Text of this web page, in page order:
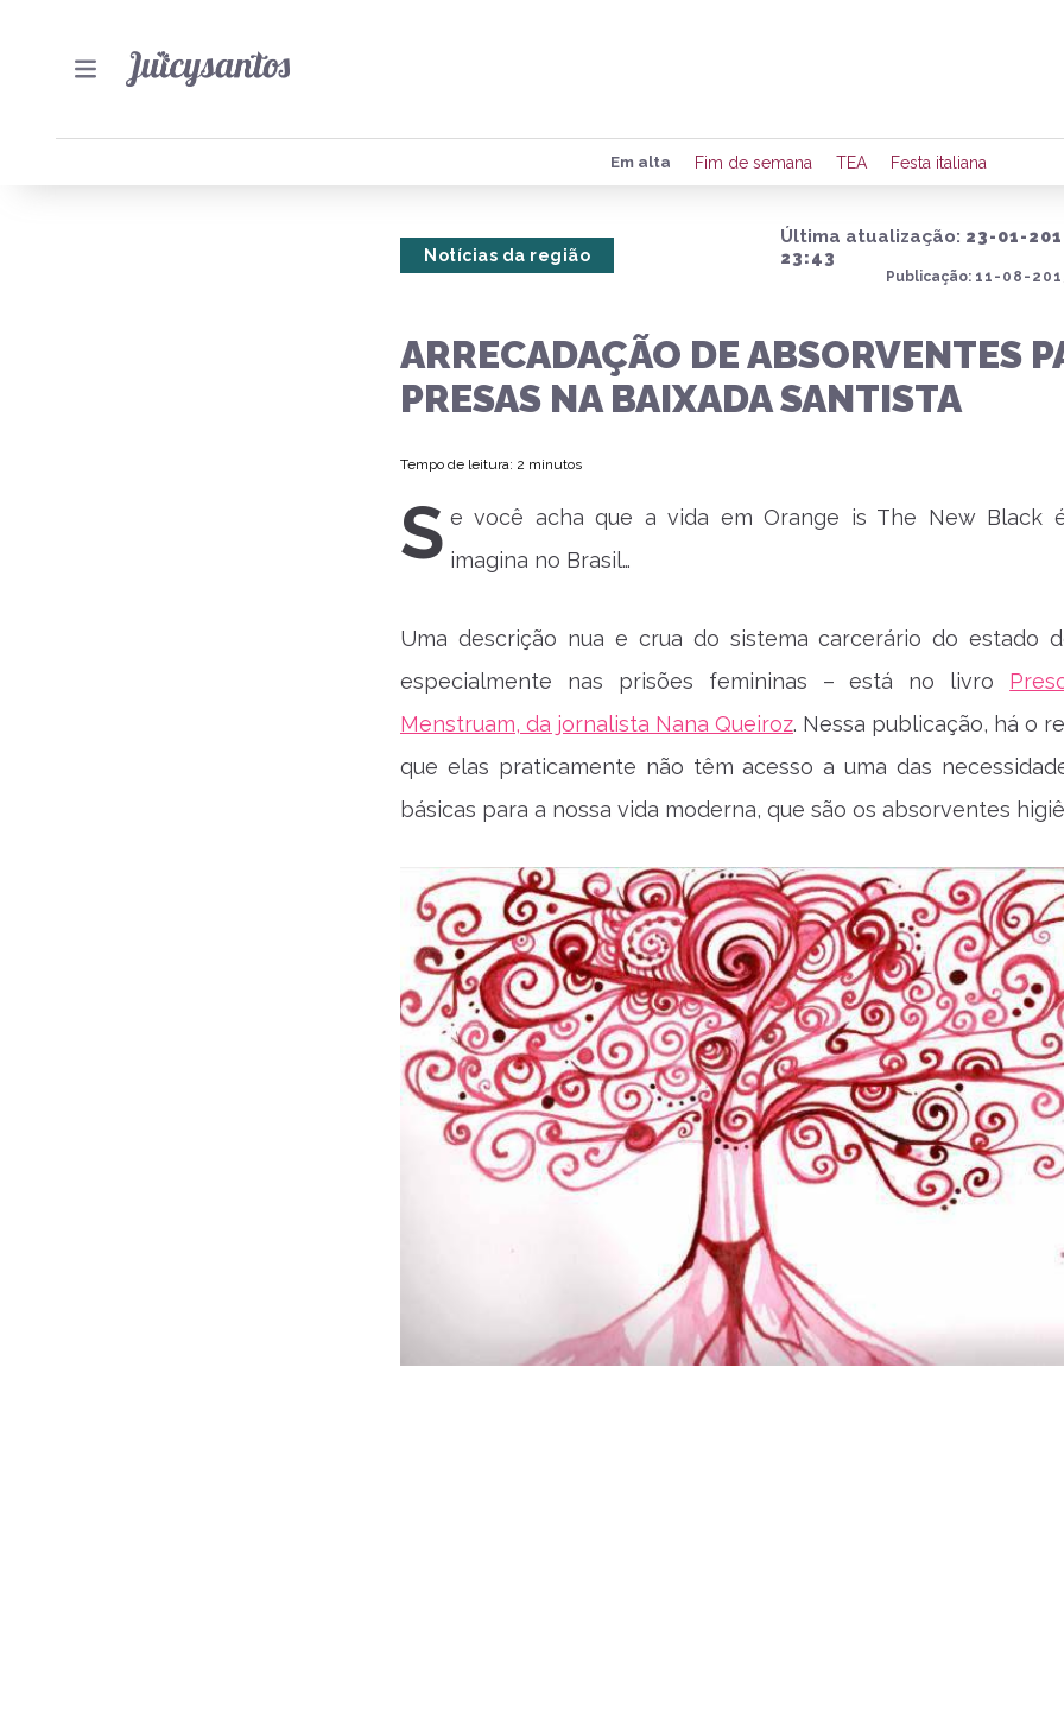
Preencha seus dados para
de eventos e notícias da região.
Em alta Fim de semana TEA Festa italiana
Última atualização: 23-01-
23:43
Publicação: 11-08-
Notícias da região
ARRECADAÇÃO DE ABSORVENTES
PRESAS NA BAIXADA SANTISTA
Tempo de leitura: 2 minutos
S e você acha que a vida em Orange is The New Black
imagina no Brasil…
Uma descrição nua e crua do sistema carcerário do estado
especialmente nas prisões femininas – está no livro
Menstruam, da jornalista Nana Queiroz. Nessa publicação, há o
que elas praticamente não têm acesso a uma das
básicas para a nossa vida moderna, que são os absorventes